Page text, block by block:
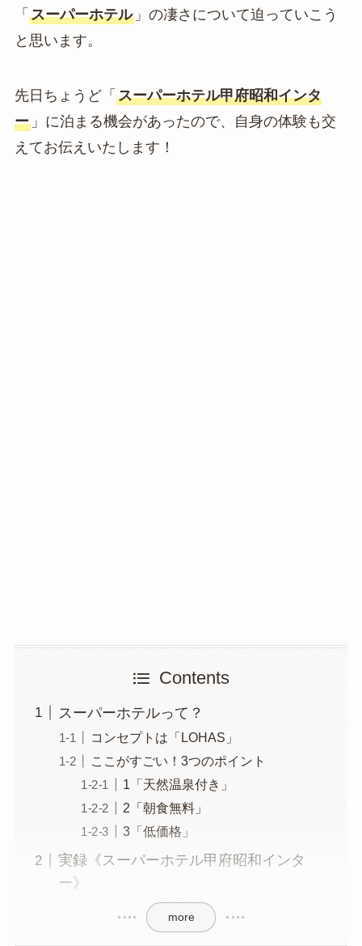
「 スーパーホテル」の凄さについて迫っていこう
と思います。
先日ちょうど「 スーパーホテル甲府昭和インタ
ー」に泊まる機会があったので、自身の体験も交
えてお伝えいたします！
Contents
スーパーホテルって？
コンセプトは「LOHAS」
ここがすごい！3つのポイント
1「天然温泉付き」
2「朝食無料」
3「低価格」
実録《スーパーホテル甲府昭和インタ
ー》
more